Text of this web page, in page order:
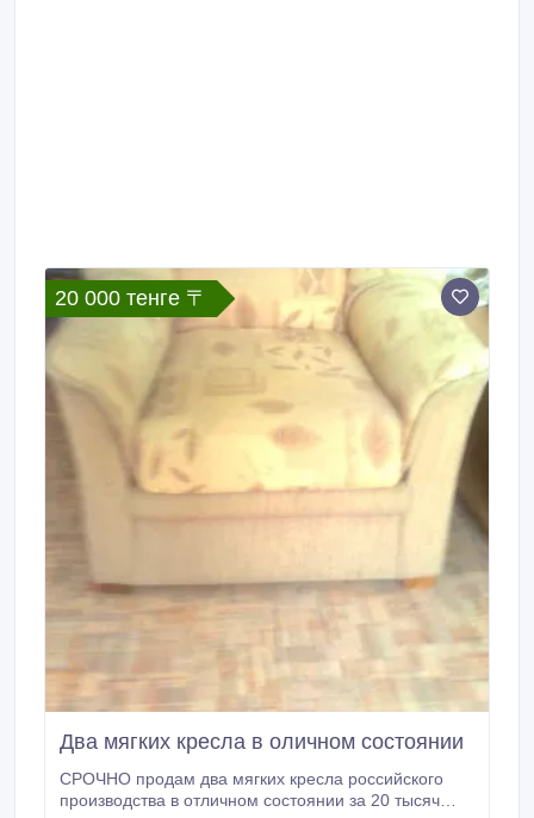
20 000 тенге 〒
Два мягких кресла в оличном состоянии
СРОЧНО продам два мягких кресла российского
производства в отличном состоянии за 20 тысяч